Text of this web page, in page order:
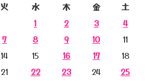
火 水 木 金 土
1 2 3
4
7 8 9 10
11
14 15 16 17
18
21 22 23 24
25